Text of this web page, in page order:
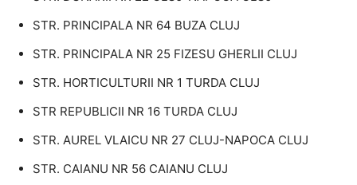
STR. PRINCIPALA NR 64 BUZA CLUJ
STR. PRINCIPALA NR 25 FIZESU GHERLII CLUJ
STR. HORTICULTURII NR 1 TURDA CLUJ
STR REPUBLICII NR 16 TURDA CLUJ
STR. AUREL VLAICU NR 27 CLUJ-NAPOCA CLUJ
STR. CAIANU NR 56 CAIANU CLUJ